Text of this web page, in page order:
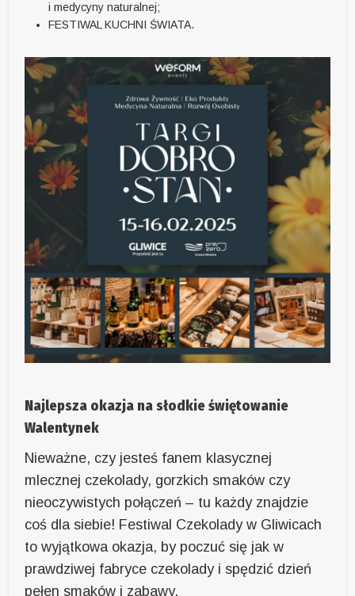
i medycyny naturalnej;
FESTIWAL KUCHNI ŚWIATA.
Najlepsza okazja na słodkie świętowanie
Walentynek
Nieważne, czy jesteś fanem klasycznej
mlecznej czekolady, gorzkich smaków czy
nieoczywistych połączeń – tu każdy znajdzie
coś dla siebie! Festiwal Czekolady w Gliwicach
to wyjątkowa okazja, by poczuć się jak w
prawdziwej fabryce czekolady i spędzić dzień
pełen smaków i zabawy.